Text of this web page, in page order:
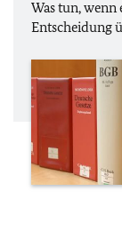
Was tun, wenn
Entscheidung